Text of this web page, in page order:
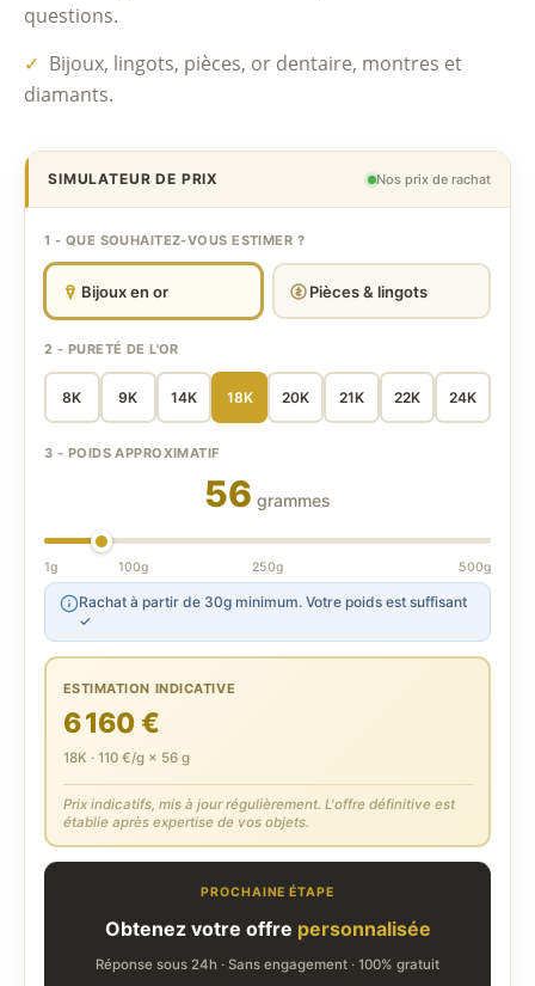
questions.
✓ Bijoux, lingots, pièces, or dentaire, montres et
diamants.
SIMULATEUR DE PRIX Nos prix de rachat
1 - QUE SOUHAITEZ-VOUS ESTIMER ?
Bijoux en or Pièces & lingots
2 - PURETÉ DE L'OR
8K 9K 14K 18K 20K 21K 22K 24K
3 - POIDS APPROXIMATIF
56 grammes
1g 100g 250g 500g
Rachat à partir de 30g minimum. Votre poids est suffisant
✓
ESTIMATION INDICATIVE
6 160 €
18K · 110 €/g × 56 g
Prix indicatifs, mis à jour régulièrement. L'offre définitive est
établie après expertise de vos objets.
PROCHAINE ÉTAPE
Obtenez votre offre personnalisée
Réponse sous 24h · Sans engagement · 100% gratuit